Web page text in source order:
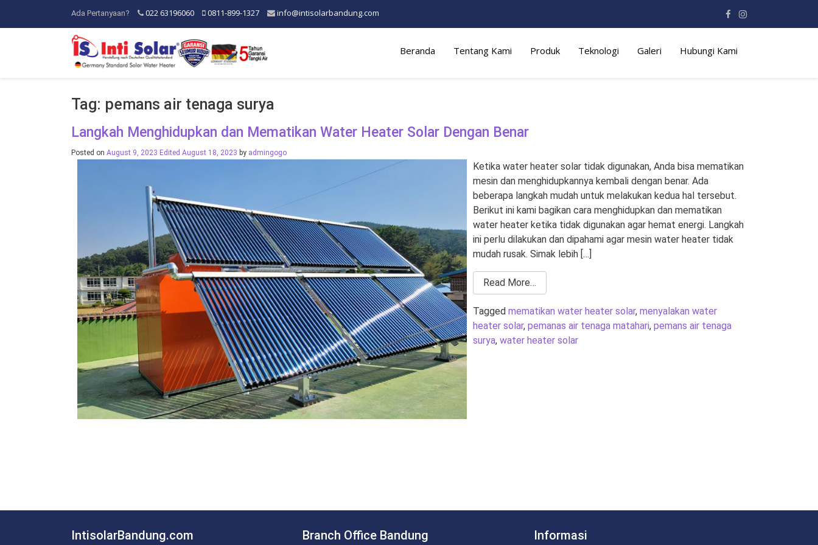
Ada Pertanyaan? 022 63196060 0811-899-1327 info@intisolarbandung.com
Beranda Tentang Kami Produk Teknologi Galeri Hubungi Kami
Tag: pemans air tenaga surya
Langkah Menghidupkan dan Mematikan Water Heater Solar Dengan Benar
Posted on August 9, 2023 Edited August 18, 2023 by admingogo
Ketika water heater solar tidak digunakan, Anda bisa mematikan
mesin dan menghidupkannya kembali dengan benar. Ada
beberapa langkah mudah untuk melakukan kedua hal tersebut.
Berikut ini kami bagikan cara menghidupkan dan mematikan
water heater ketika tidak digunakan agar hemat energi. Langkah
ini perlu dilakukan dan dipahami agar mesin water heater tidak
mudah rusak. Simak lebih […]
Read More…
Tagged mematikan water heater solar, menyalakan water
heater solar, pemanas air tenaga matahari, pemans air tenaga
surya, water heater solar
IntisolarBandung.com Branch Office Bandung Informasi